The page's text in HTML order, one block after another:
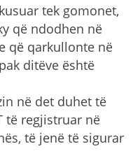
tek gomonet,
që ndodhen në
që qarkullonte në
ditëve është
në det duhet të
të regjistruar në
të jenë të sigurar